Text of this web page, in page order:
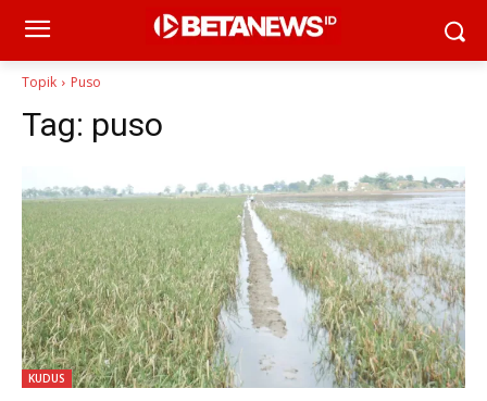
Topik Puso
Tag: puso
KUDUS